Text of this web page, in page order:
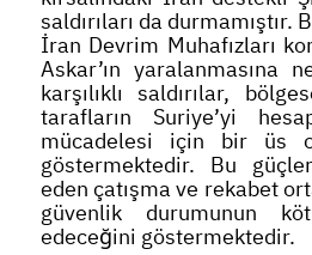
saldırıları da durmamıştır.
İran Devrim Muhafızları
Askar’ın yaralanmasına
karşılıklı saldırılar,
tarafların Suriye’yi
mücadelesi için bir üs
göstermektedir. Bu
eden çatışma ve rekabet
güvenlik durumunun
edeceğini göstermektedir.